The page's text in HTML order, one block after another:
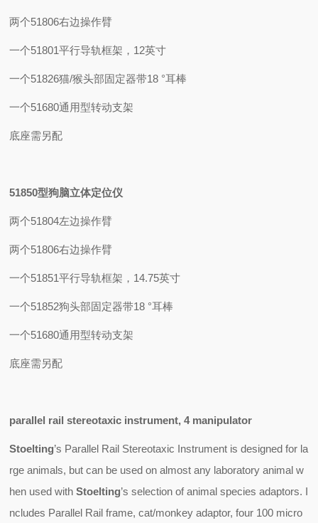
两个51806右边操作臂
一个51801平行导轨框架， 12英寸
一个51826猫/猴头部固定器带18 °耳棒
一个51680通用型转动支架
底座需另配
51850型狗脑立体定位仪
两个51804左边操作臂
两个51806右边操作臂
一个51851平行导轨框架， 14.75英寸
一个51852狗头部固定器带18 °耳棒
一个51680通用型转动支架
底座需另配
parallel rail stereotaxic instrument, 4 manipulator
Stoelting’s Parallel Rail Stereotaxic Instrument is designed for la
rge animals, but can be used on almost any laboratory animal w
hen used withStoelting’s selection of animal species adaptors. I
ncludes Parallel Rail frame, cat/monkey adaptor, four 100 micro